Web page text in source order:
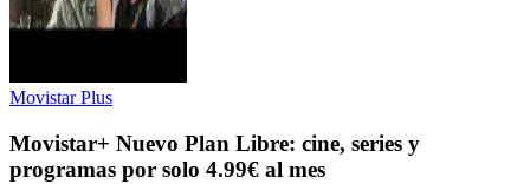
Movistar Plus
Movistar+ Nuevo Plan Libre: cine, series y
programas por solo 4.99€ al mes